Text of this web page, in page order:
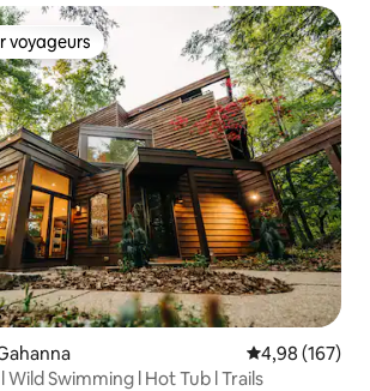
les plus appréciés
voyageurs
Évaluation
4,98 (167)
Swimming l Hot Tub l Trails